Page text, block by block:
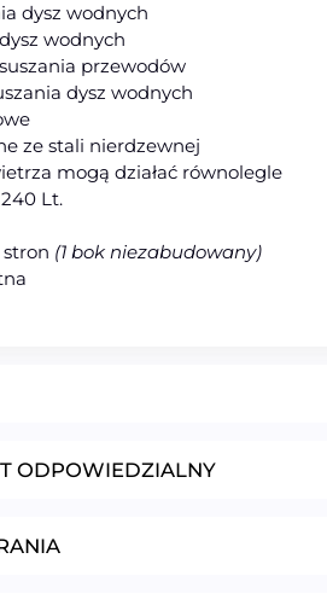
dysz wodnych
wodnych
przewodów
dysz wodnych
ze stali nierdzewnej
mogą działać równolegle
Lt.
(1 bok niezabudowany)
ODPOWIEDZIALNY